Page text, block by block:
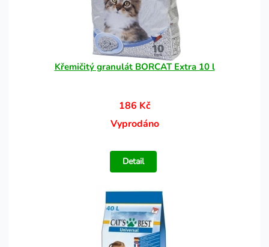
Křemičitý granulát BORCAT Extra 10 l
186 Kč
Vyprodáno
Detail